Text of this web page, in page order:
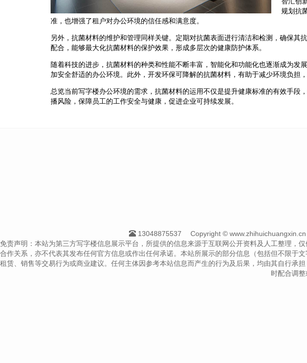
规划抗
准，也增强了租户对办公环境的信任感和满意度。
另外，抗菌材料的维护和管理同样关键。定期对抗菌表面进行清洁和检测，确保
配合，能够最大化抗菌材料的保护效果，形成多层次的健康防护体系。
随着科技的进步，抗菌材料的种类和性能不断丰富，智能化和功能化也逐渐成为
加安全舒适的办公环境。此外，开发环保可降解的抗菌材料，有助于减少环境负担
总览当前写字楼办公环境的需求，抗菌材料的运用不仅是提升健康标准的有效手
播风险，保障员工的工作安全与健康，促进企业可持续发展。
13048875537
Copyright ©
免责声明：本站为第三方写字楼信息展示平台，所提供的信息来源于互联网公开资料及人工整理，
合作关系，亦不代表其发布任何官方信息或作出任何承诺。本站所展示的部分信息（包括但不限于
租赁、销售等交易行为或商业建议。任何主体因参考本站信息而产生的行为及后果，均由其自行承
时配合调整